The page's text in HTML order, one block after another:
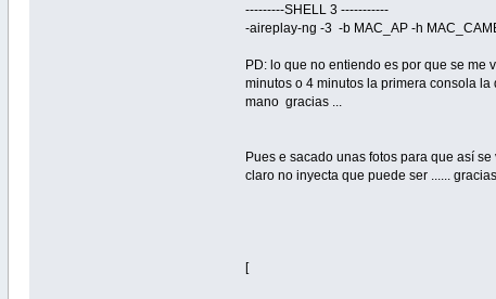
---------SHELL 3 -----------
-aireplay-ng -3 -b MAC_AP -h
PD: lo que no entiendo es por que se
minutos o 4 minutos la primera consola
mano gracias ...
Pues e sacado unas fotos para que así
claro no inyecta que puede ser ......
[